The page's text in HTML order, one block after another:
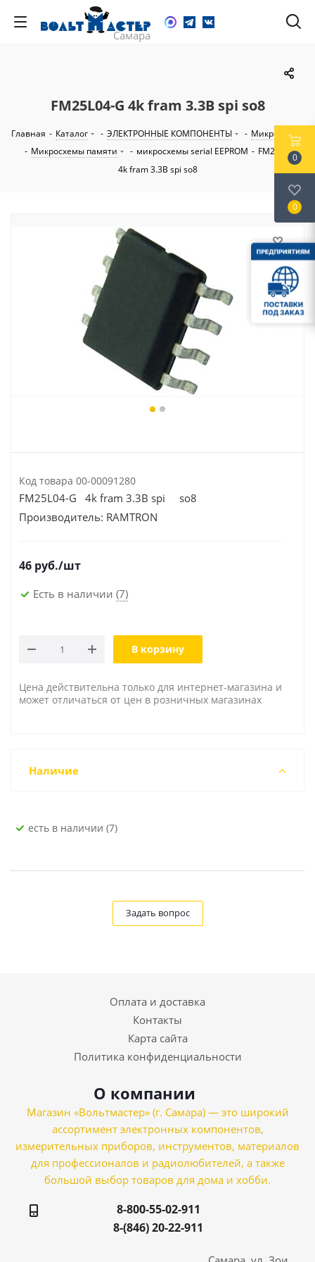
FM25L04-G 4k fram 3.3В spi so8
Главная - Каталог - ЭЛЕКТРОННЫЕ КОМПОНЕНТЫ - Микросхемы
- Микросхемы памяти - микросхемы serial EEPROM - FM25L04-G
4k fram 3.3В spi so8
Код товара 00-00091280
FM25L04-G 4k fram 3.3В spi so8
Производитель: RAMTRON
46 руб./шт
Есть в наличии (7)
В корзину
Цена действительна только для интернет-магазина и
может отличаться от цен в розничных магазинах
Наличие
Есть в наличии (7)
Задать вопрос
Оплата и доставка
Контакты
Карта сайта
Политика конфиденциальности
О компании
Магазин «Вольтмастер» (г. Самара) — это широкий
ассортимент электронных компонентов,
измерительных приборов, инструментов, материалов
для профессионалов и радиолюбителей, а также
большой выбор товаров для дома и хобби.
8-800-55-02-911
8-(846) 20-22-911
0
0